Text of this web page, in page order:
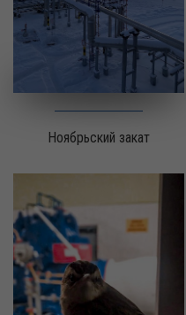
Ноябрьский закат